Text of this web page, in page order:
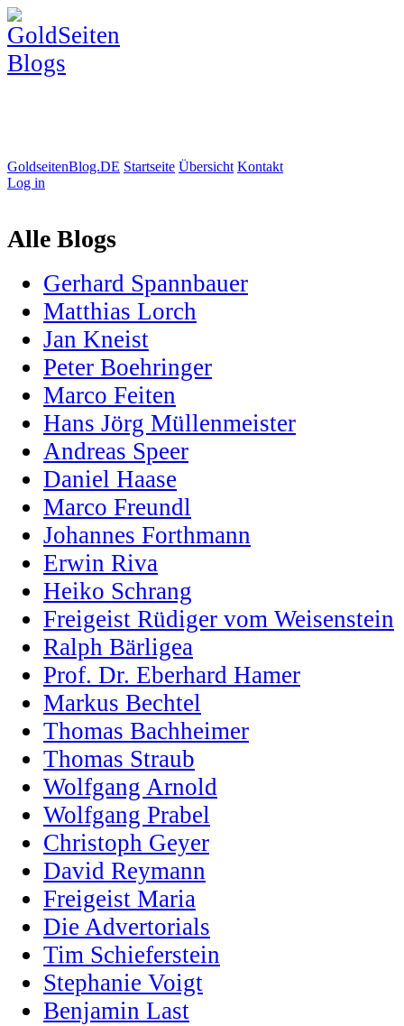
GoldseitenBlog.DE Startseite Übersicht Kontakt
Log in
Alle Blogs
Gerhard Spannbauer
Matthias Lorch
Jan Kneist
Peter Boehringer
Marco Feiten
Hans Jörg Müllenmeister
Andreas Speer
Daniel Haase
Marco Freundl
Johannes Forthmann
Erwin Riva
Heiko Schrang
Freigeist Rüdiger vom Weisenstein
Ralph Bärligea
Prof. Dr. Eberhard Hamer
Markus Bechtel
Thomas Bachheimer
Thomas Straub
Wolfgang Arnold
Wolfgang Prabel
Christoph Geyer
David Reymann
Freigeist Maria
Die Advertorials
Tim Schieferstein
Stephanie Voigt
Benjamin Last